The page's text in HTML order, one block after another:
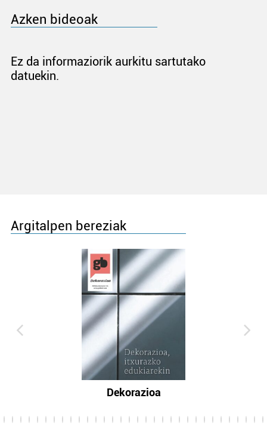
Azken bideoak
Ez da informaziorik aurkitu sartutako
datuekin.
Argitalpen bereziak
Dekorazioa